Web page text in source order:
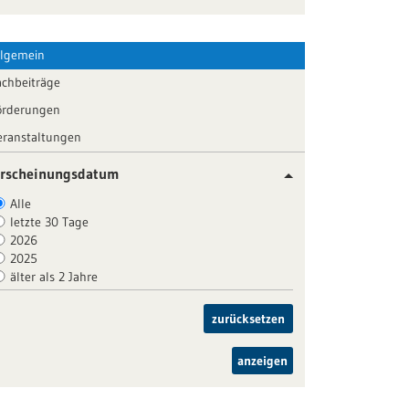
Alle
letzte 30 Tage
2026
2025
älter als 2 Jahre
zurücksetzen
anzeigen